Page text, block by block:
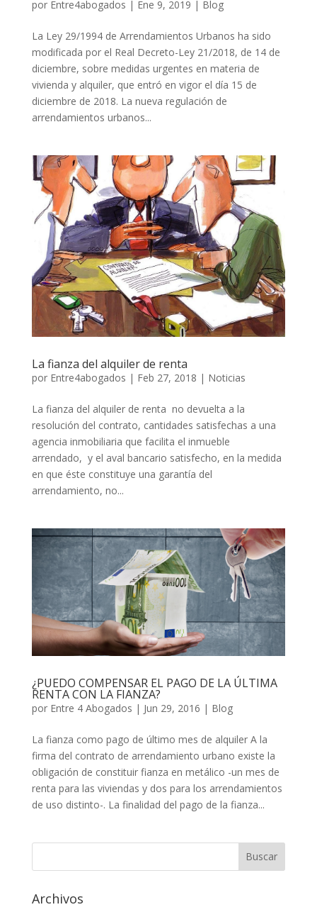
por Entre4abogados | Ene 9, 2019 | Blog
La Ley 29/1994 de Arrendamientos Urbanos ha sido
modificada por el Real Decreto-Ley 21/2018, de 14 de
diciembre, sobre medidas urgentes en materia de
vivienda y alquiler, que entró en vigor el día 15 de
diciembre de 2018. La nueva regulación de
arrendamientos urbanos...
La fianza del alquiler de renta
por Entre4abogados | Feb 27, 2018 | Noticias
La fianza del alquiler de renta no devuelta a la
resolución del contrato, cantidades satisfechas a una
agencia inmobiliaria que facilita el inmueble
arrendado, y el aval bancario satisfecho, en la medida
en que éste constituye una garantía del
arrendamiento, no...
¿PUEDO COMPENSAR EL PAGO DE LA ÚLTIMA
RENTA CON LA FIANZA?
por Entre 4 Abogados | Jun 29, 2016 | Blog
La fianza como pago de último mes de alquiler A la
firma del contrato de arrendamiento urbano existe la
obligación de constituir fianza en metálico -un mes de
renta para las viviendas y dos para los arrendamientos
de uso distinto-. La finalidad del pago de la fianza...
Archivos